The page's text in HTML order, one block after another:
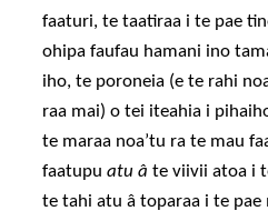
faaturi, te taatiraa i te pae
ohipa faufau hamani ino
iho, te poroneia (e te rahi
raa mai) o tei iteahia i
te maraa noa’tu ra te mau
faatupuatu â te viivii atoa i
te tahi atu â toparaa i te pae